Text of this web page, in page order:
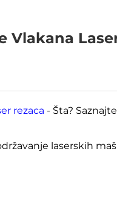
Vlakana
rezaca - Šta?
laserskih